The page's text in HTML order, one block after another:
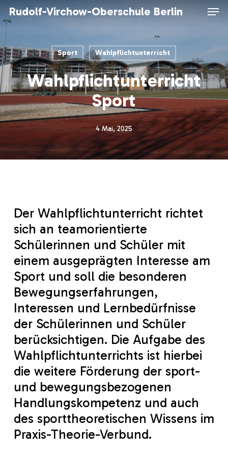
Skip
to
main
content
Rudolf-Virchow-Oberschule Berlin
Sport Wahlpflichtunterricht
Wahlpflichtunterricht
Sport
4 Mai, 2025
Der Wahlpflichtunterricht richtet
sich an teamorientierte
Schülerinnen und Schüler mit
einem ausgeprägten Interesse am
Sport und soll die besonderen
Bewegungserfahrungen,
Interessen und Lernbedürfnisse
der Schülerinnen und Schüler
berücksichtigen. Die Aufgabe des
Wahlpflichtunterrichts ist hierbei
die weitere Förderung der sport-
und bewegungsbezogenen
Handlungskompetenz und auch
des sporttheoretischen Wissens im
Praxis-Theorie-Verbund.